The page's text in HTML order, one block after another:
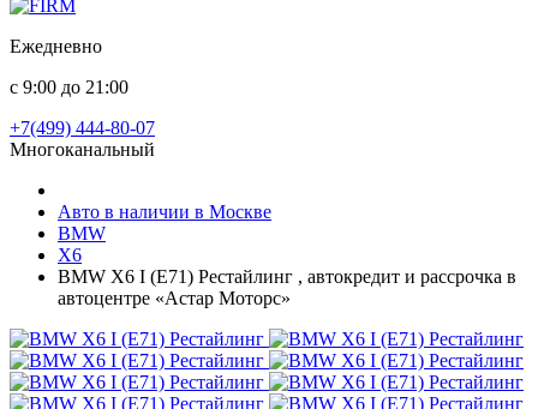
Ежедневно
с 9:00 до 21:00
+7(499) 444-80-07
Многоканальный
Авто в наличии в Москве
BMW
X6
BMW X6 I (E71) Рестайлинг , автокредит и рассрочка в
автоцентре «Астар Моторс»